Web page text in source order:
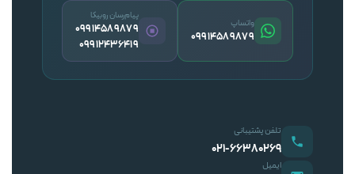
واتساپ
09914589879
پیام‌رسان روبیکا
09914589879
09912436419
تلفن پشتیبانی
۰۲۱-۶۶۳۸۰۲۶۹
ایمیل